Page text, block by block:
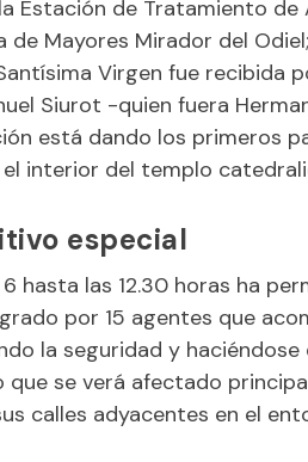
Estación de Tratamiento de
de Mayores Mirador del
Virgen fue recibida
Siurot -quien fuera
está dando los primeros
el interior del templo
especial
6 hasta las 12.30 horas ha
por 15 agentes que
la seguridad y
se verá afectado
calles adyacentes en el